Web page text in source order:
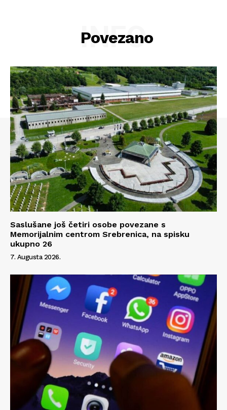
Info
O nama
Kontakt
Impressum
Povezano
INFO
Saslušane još četiri osobe povezane s
Memorijalnim centrom Srebrenica, na spisku
ukupno 26
7. Augusta 2026.